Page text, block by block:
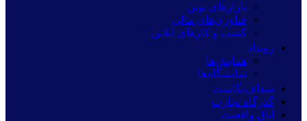
بازارهای نوین
فناوری‌های مالی
کسب و کارهای آنلاین
رویداد
همایش‌ها
نمایشگاه‌ها
شفاف‌نگاشت
گذرگاه تجارت
اتاق واقعیت